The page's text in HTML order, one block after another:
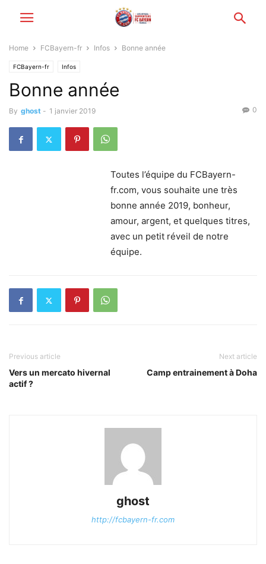
Home FCBayern-fr Infos Bonne année
FCBayern-fr Infos
Bonne année
By ghost - 1 janvier 2019 0
Toutes l’équipe du FCBayern-
fr.com, vous souhaite une très
bonne année 2019, bonheur,
amour, argent, et quelques titres,
avec un petit réveil de notre
équipe.
Previous article
Vers un mercato hivernal
actif ?
Next article
Camp entrainement à Doha
ghost
http://fcbayern-fr.com